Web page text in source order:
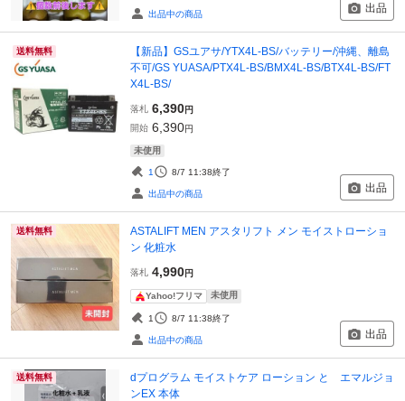
出品中の商品 出品
送料無料
【新品】GSユアサ/YTX4L-BS/バッテリー/沖縄、離島
不可/GS YUASA/PTX4L-BS/BMX4L-BS/BTX4L-BS/FT
X4L-BS/
落札 6,390円
開始 6,390円
未使用
1 8/7 11:38終了
出品中の商品 出品
送料無料
ASTALIFT MEN アスタリフト メン モイストローショ
ン 化粧水
落札 4,990円
Yahoo!フリマ 未使用
1 8/7 11:38終了
出品中の商品 出品
送料無料
dプログラム モイストケア ローション と エマルジョ
ンEX 本体